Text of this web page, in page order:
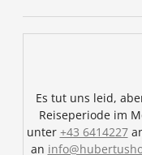
Es tut uns leid,
Reiseperiode im
unter +43 6414227
an